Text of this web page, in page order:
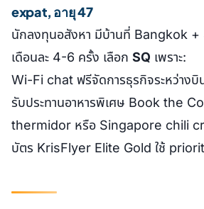
expat, อายุ 47
นักลงทุนอสังหา มีบ้านที่ Bangkok
เดือนละ 4-6 ครั้ง เลือก SQ เพราะ:
Wi-Fi chat ฟรีจัดการธุรกิจระหว่างบิ
รับประทานอาหารพิเศษ Book the
thermidor หรือ Singapore chili
บัตร KrisFlyer Elite Gold ใช้